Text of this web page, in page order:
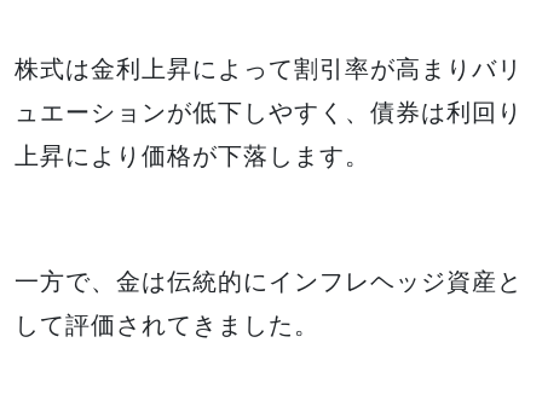
株式は金利上昇によって割引率が高まりバリ
ュエーションが低下しやすく、債券は利回り
上昇により価格が下落します。
一方で、金は伝統的にインフレヘッジ資産と
して評価されてきました。